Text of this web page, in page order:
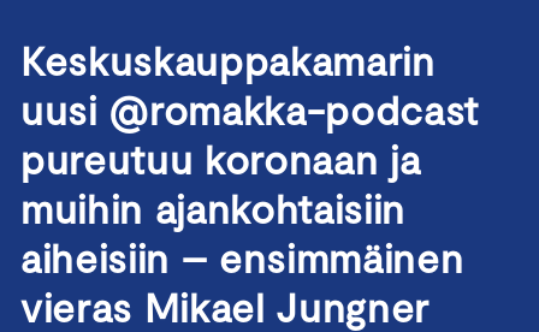
Keskuskauppakamarin
uusi @romakka-podcast
pureutuu koronaan ja
muihin ajankohtaisiin
aiheisiin – ensimmäinen
vieras Mikael Jungner